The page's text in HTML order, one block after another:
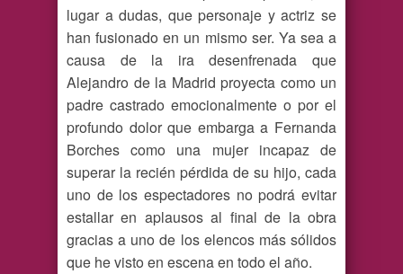
lugar a dudas, que personaje y actriz se
han fusionado en un mismo ser. Ya sea a
causa de la ira desenfrenada que
Alejandro de la Madrid proyecta como un
padre castrado emocionalmente o por el
profundo dolor que embarga a Fernanda
Borches como una mujer incapaz de
superar la recién pérdida de su hijo, cada
uno de los espectadores no podrá evitar
estallar en aplausos al final de la obra
gracias a uno de los elencos más sólidos
que he visto en escena en todo el año.